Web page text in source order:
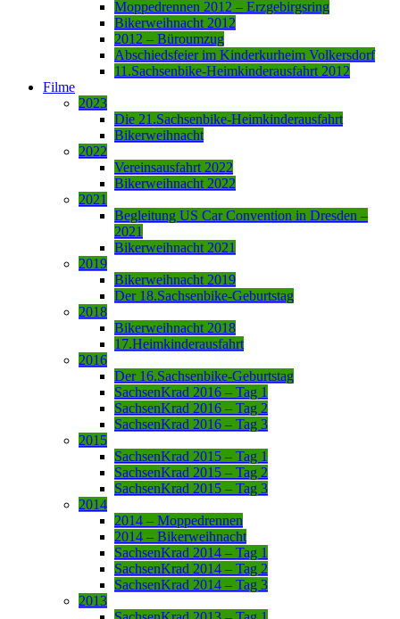
Moppedrennen 2012 – Erzgebirgsring
Bikerweihnacht 2012
2012 – Büroumzug
Abschiedsfeier im Kinderkurheim Volkersdorf
11.Sachsenbike-Heimkinderausfahrt 2012
Filme
2023
Die 21.Sachsenbike-Heimkinderausfahrt
Bikerweihnacht
2022
Vereinsausfahrt 2022
Bikerweihnacht 2022
2021
Begleitung US Car Convention in Dresden –
2021
Bikerweihnacht 2021
2019
Bikerweihnacht 2019
Der 18.Sachsenbike-Geburtstag
2018
Bikerweihnacht 2018
17.Heimkinderausfahrt
2016
Der 16.Sachsenbike-Geburtstag
SachsenKrad 2016 – Tag 1
SachsenKrad 2016 – Tag 2
SachsenKrad 2016 – Tag 3
2015
SachsenKrad 2015 – Tag 1
SachsenKrad 2015 – Tag 2
SachsenKrad 2015 – Tag 3
2014
2014 – Moppedrennen
2014 – Bikerweihnacht
SachsenKrad 2014 – Tag 1
SachsenKrad 2014 – Tag 2
SachsenKrad 2014 – Tag 3
2013